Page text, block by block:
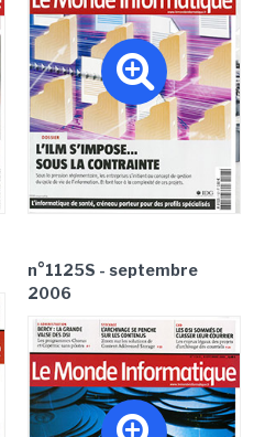
n°1125S - septembre
2006